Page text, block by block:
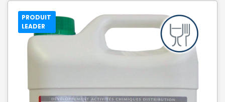
PRODUIT
LEADER